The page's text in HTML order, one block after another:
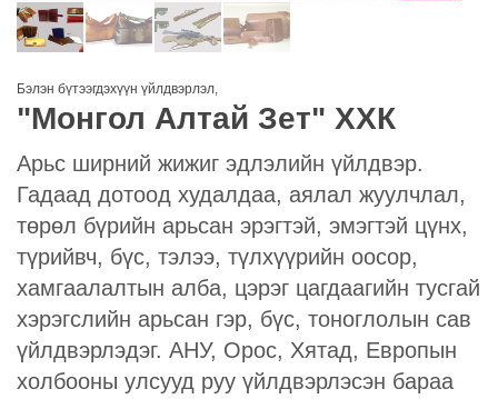
Бэлэн бүтээгдэхүүн үйлдвэрлэл,
"Монгол Алтай Зет" ХХК
Арьс ширний жижиг эдлэлийн үйлдвэр.
Гадаад дотоод худалдаа, аялал жуулчлал,
төрөл бүрийн арьсан эрэгтэй, эмэгтэй цүнх,
түрийвч, бүс, тэлээ, түлхүүрийн оосор,
хамгаалалтын алба, цэрэг цагдаагийн тусгай
хэрэгслийн арьсан гэр, бүс, тоноглолын сав
үйлдвэрлэдэг. АНУ, Орос, Хятад, Европын
холбооны улсууд руу үйлдвэрлэсэн бараа